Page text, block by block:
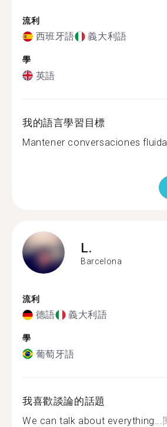
流利
西班牙語 義大利語
學
英語
我的語言學習目標
Mantener conversaciones
L.
Barcelona
流利
德語 義大利語
學
葡萄牙語
我喜歡談論的話題
We can talk about everything...